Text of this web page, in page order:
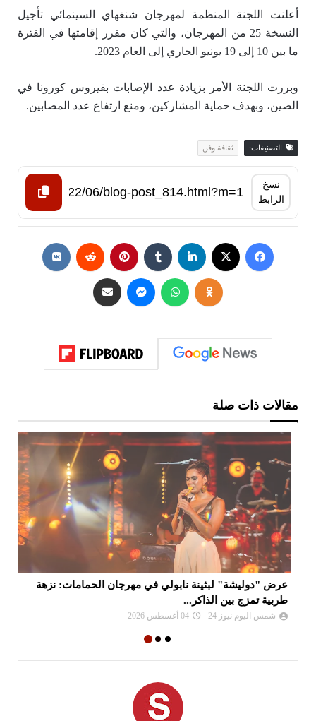
أعلنت اللجنة المنظمة لمهرجان شنغهاي السينمائي تأجيل
النسخة 25 من المهرجان، والتي كان مقرر إقامتها في الفترة
ما بين 10 إلى 19 يونيو الجاري إلى العام 2023.
وبررت اللجنة الأمر بزيادة عدد الإصابات بفيروس كورونا في
الصين، وبهدف حماية المشاركين، ومنع ارتفاع عدد المصابين.
التصنيفات: ثقافة وفن
نسخ
الرابط
مقالات ذات صلة
عرض "دوليشة" لبثينة نابولي في مهرجان الحمامات: نزهة
طربية تمزج بين الذاكر...
شمس اليوم نيوز 24 04 أغسطس 2026